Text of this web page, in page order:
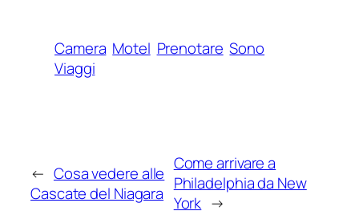
Camera Motel Prenotare Sono
Viaggi
← Cosa vedere alle
Cascate del Niagara
Come arrivare a
Philadelphia da New
York →